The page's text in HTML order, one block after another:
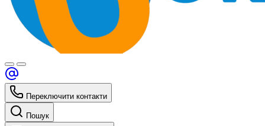
Переключити контакти
Пошук